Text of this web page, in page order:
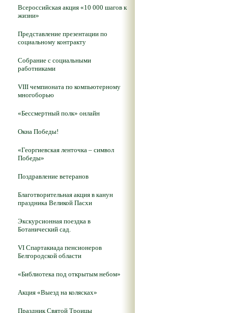
Всероссийская акция «10 000 шагов к
жизни»
Представление презентации по
социальному контракту
Собрание с социальными
работниками
VIII чемпионата по компьютерному
многоборью
«Бессмертный полк» онлайн
Окна Победы!
«Георгиевская ленточка – символ
Победы»
Поздравление ветеранов
Благотворительная акция в канун
праздника Великой Пасхи
Экскурсионная поездка в
Ботанический сад.
VI Спартакиада пенсионеров
Белгородской области
«Библиотека под открытым небом»
Акция «Выезд на колясках»
Праздник Святой Троицы